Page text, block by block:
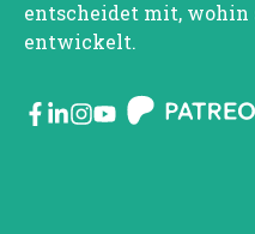
entscheidet mit, wohin
entwickelt.